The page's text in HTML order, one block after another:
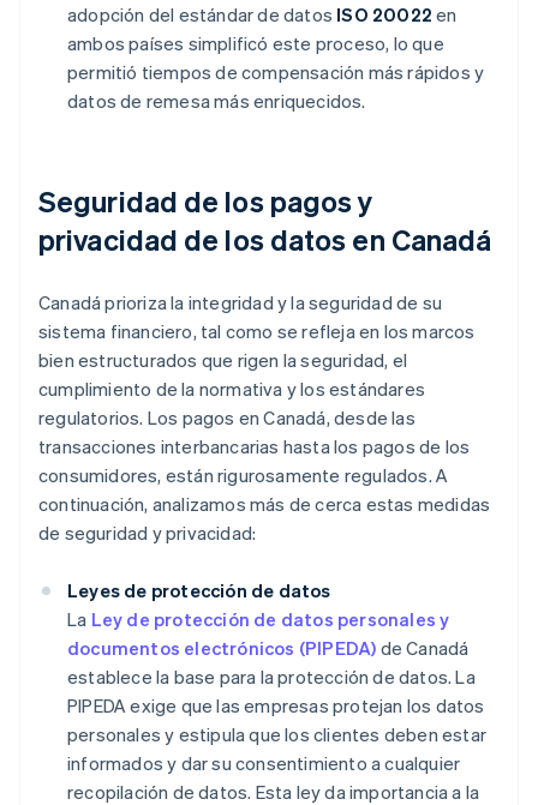
adopción del estándar de datos ISO 20022 en
ambos países simplificó este proceso, lo que
permitió tiempos de compensación más rápidos y
datos de remesa más enriquecidos.
Seguridad de los pagos y
privacidad de los datos en Canadá
Canadá prioriza la integridad y la seguridad de su
sistema financiero, tal como se refleja en los marcos
bien estructurados que rigen la seguridad, el
cumplimiento de la normativa y los estándares
regulatorios. Los pagos en Canadá, desde las
transacciones interbancarias hasta los pagos de los
consumidores, están rigurosamente regulados. A
continuación, analizamos más de cerca estas medidas
de seguridad y privacidad:
Leyes de protección de datos
La Ley de protección de datos personales y
documentos electrónicos (PIPEDA) de Canadá
establece la base para la protección de datos. La
PIPEDA exige que las empresas protejan los datos
personales y estipula que los clientes deben estar
informados y dar su consentimiento a cualquier
recopilación de datos. Esta ley da importancia a la